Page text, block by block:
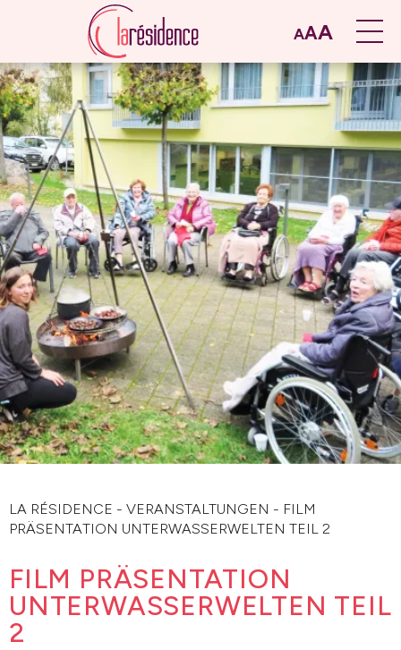
AAA
LA RÉSIDENCE - VERANSTALTUNGEN - FILM
PRÄSENTATION UNTERWASSERWELTEN TEIL 2
FILM PRÄSENTATION
UNTERWASSERWELTEN TEIL
2